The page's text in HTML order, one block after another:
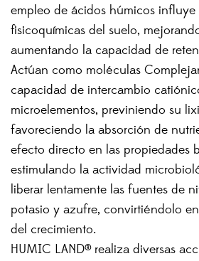
empleo de ácidos húmicos influye
fisicoquímicas del suelo,
aumentando la capacidad de
Actúan como moléculas
capacidad de intercambio
microelementos, previniendo su
favoreciendo la absorción de
efecto directo en las propiedades
estimulando la actividad
liberar lentamente las fuentes de
potasio y azufre, convirtiéndolo
del crecimiento.
HUMIC LAND® realiza diversas